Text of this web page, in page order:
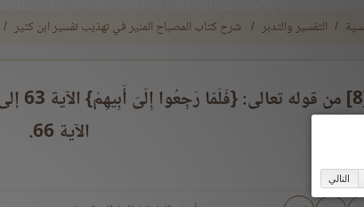
التفسير والتدبر شرح كتاب المصباح المنير في تهذيب تفسير ابن كثير
[8]
الآية 66.
التالي